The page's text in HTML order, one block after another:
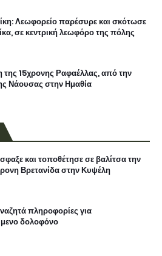
Λεωφορείο παρέσυρε και σκότωσε
σε κεντρική λεωφόρο της πόλης
της 15χρονης Ραφαέλλας, από την
Νάουσας στην Ημαθία
και τοποθέτησε σε βαλίτσα την
Βρετανίδα στην Κυψέλη
πληροφορίες για
δολοφόνο